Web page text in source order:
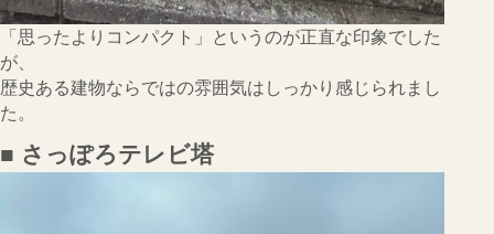
「思ったよりコンパクト」というのが正直な印象でした
が、
歴史ある建物ならではの雰囲気はしっかり感じられまし
た。
■ さっぽろテレビ塔